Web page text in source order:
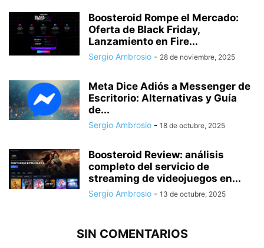
Boosteroid Rompe el Mercado:
Oferta de Black Friday,
Lanzamiento en Fire...
Sergio Ambrosio - 28 de noviembre, 2025
Meta Dice Adiós a Messenger de
Escritorio: Alternativas y Guía
de...
Sergio Ambrosio - 18 de octubre, 2025
Boosteroid Review: análisis
completo del servicio de
streaming de videojuegos en...
Sergio Ambrosio - 13 de octubre, 2025
SIN COMENTARIOS